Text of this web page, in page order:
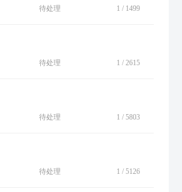
待处理 1 / 1499
待处理 1 / 2615
待处理 1 / 5803
待处理 1 / 5126